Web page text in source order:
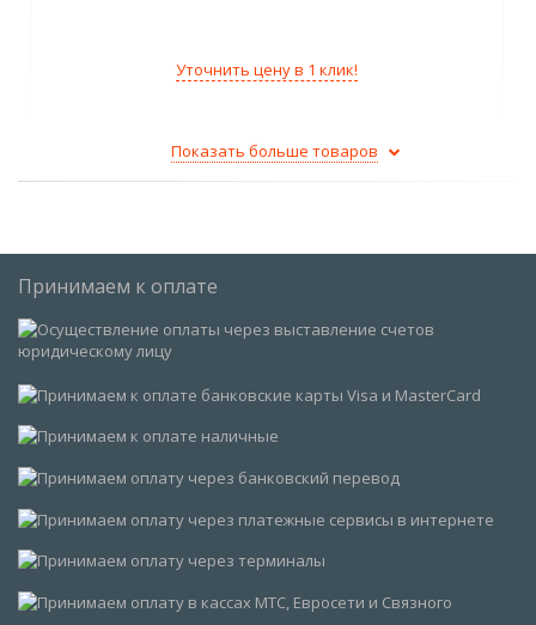
Уточнить цену в 1 клик!
Показать больше товаров
Принимаем к оплате